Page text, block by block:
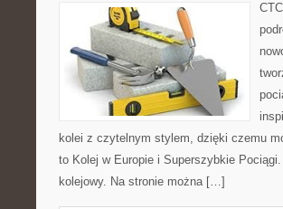
kolei z czytelnym stylem, dzięki czemu
to Kolej w Europie i Superszybkie
kolejowy. Na stronie można […]